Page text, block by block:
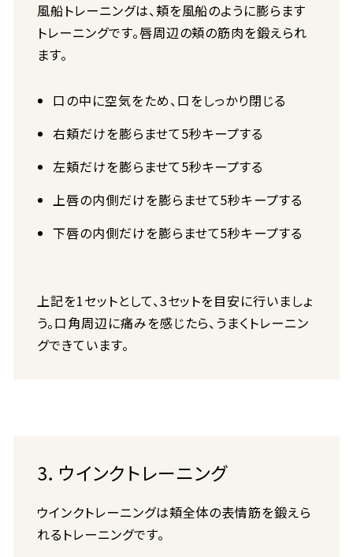
風船トレーニングは、頬を風船のように膨らます
トレーニングです。唇周辺の頬の筋肉を鍛えられ
ます。
口の中に空気をため、口をしっかり閉じる
右頬だけを膨らませて5秒キープする
左頬だけを膨らませて5秒キープする
上唇の内側だけを膨らませて5秒キープする
下唇の内側だけを膨らませて5秒キープする
上記を1セットとして、3セットを目安に行いましょ
う。口角周辺に痛みを感じたら、うまくトレーニン
グできています。
3．ウインクトレーニング
ウインクトレーニングは頬全体の表情筋を鍛えら
れるトレーニングです。